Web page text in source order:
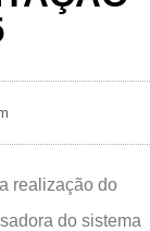
realização do
do sistema